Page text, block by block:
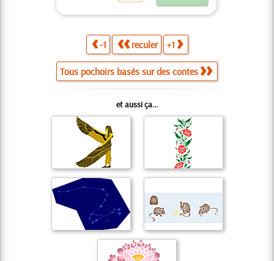
-1 reculer +1
Tous pochoirs basés sur des contes
et aussi ça...